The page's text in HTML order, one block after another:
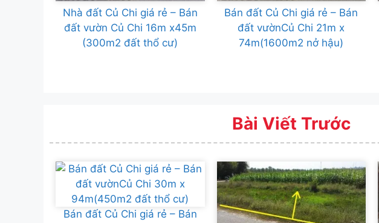
Nhà đất Củ Chi giá rẻ – Bán
đất vườn Củ Chi 16m x45m
(300m2 đất thổ cư)
Bán đất Củ Chi giá rẻ – Bán
đất vườnCủ Chi 21m x
74m(1600m2 nở hậu)
Bài Viết Trước
Bán đất Củ Chi giá rẻ – Bán